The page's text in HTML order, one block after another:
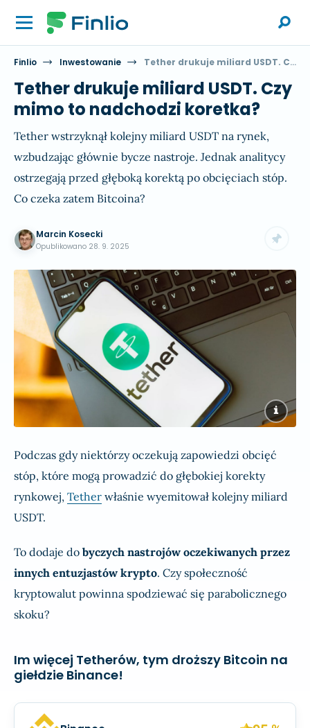
Finlio Inwestowanie Tether drukuje miliard USDT. Czy mimo to nadchodzi koretka?
Tether drukuje miliard USDT. Czy
mimo to nadchodzi koretka?
Tether wstrzyknął kolejny miliard USDT na rynek,
wzbudzając głównie bycze nastroje. Jednak analitycy
ostrzegają przed głęboką korektą po obcięciach stóp.
Co czeka zatem Bitcoina?
Marcin Kosecki
Opublikowano 28. 9. 2025
Podczas gdy niektórzy oczekują zapowiedzi obcięć
stóp, które mogą prowadzić do głębokiej korekty
rynkowej, Tether właśnie wyemitował kolejny miliard
USDT.
To dodaje do byczych nastrojów oczekiwanych przez
innych entuzjastów krypto. Czy społeczność
kryptowalut powinna spodziewać się parabolicznego
skoku?
Im więcej Tetherów, tym droższy Bitcoin na
giełdzie Binance!